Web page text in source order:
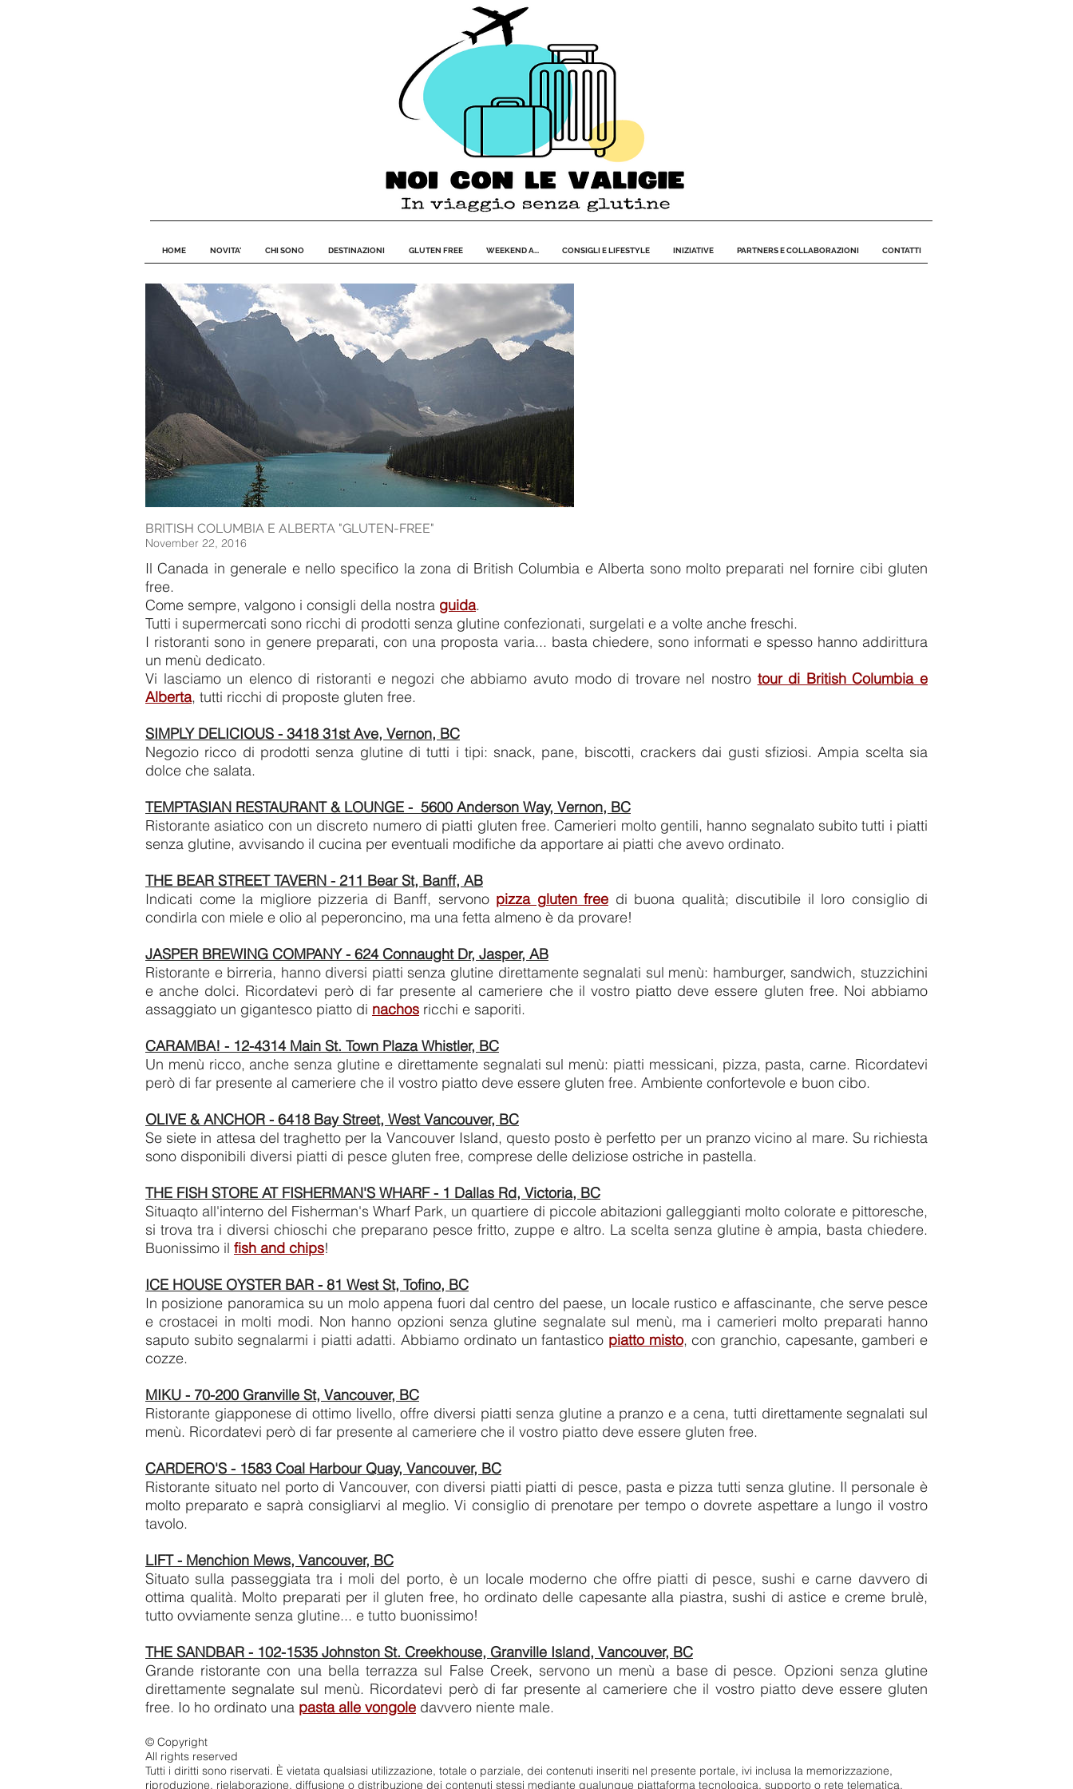
BRITISH COLUMBIA E ALBERTA "GLUTEN-FREE"
November 22, 2016
Il Canada in generale e nello specifico la zona di British Columbia e Alberta sono molto preparati nel fornire cibi gluten
free.
Come sempre, valgono i consigli della nostra guida.
Tutti i supermercati sono ricchi di prodotti senza glutine confezionati, surgelati e a volte anche freschi.
I ristoranti sono in genere preparati, con una proposta varia... basta chiedere, sono informati e spesso hanno addirittura
un menù dedicato.
Vi lasciamo un elenco di ristoranti e negozi che abbiamo avuto modo di trovare nel nostro tour di British Columbia e
Alberta, tutti ricchi di proposte gluten free.
SIMPLY DELICIOUS - 3418 31st Ave, Vernon, BC
Negozio ricco di prodotti senza glutine di tutti i tipi: snack, pane, biscotti, crackers dai gusti sfiziosi. Ampia scelta sia
dolce che salata.
TEMPTASIAN RESTAURANT & LOUNGE - 5600 Anderson Way, Vernon, BC
Ristorante asiatico con un discreto numero di piatti gluten free. Camerieri molto gentili, hanno segnalato subito tutti i piatti
senza glutine, avvisando il cucina per eventuali modifiche da apportare ai piatti che avevo ordinato.
THE BEAR STREET TAVERN - 211 Bear St, Banff, AB
Indicati come la migliore pizzeria di Banff, servono pizza gluten free di buona qualità; discutibile il loro consiglio di
condirla con miele e olio al peperoncino, ma una fetta almeno è da provare!
JASPER BREWING COMPANY - 624 Connaught Dr, Jasper, AB
Ristorante e birreria, hanno diversi piatti senza glutine direttamente segnalati sul menù: hamburger, sandwich, stuzzichini
e anche dolci. Ricordatevi però di far presente al cameriere che il vostro piatto deve essere gluten free. Noi abbiamo
assaggiato un gigantesco piatto di nachos ricchi e saporiti.
CARAMBA! - 12-4314 Main St. Town Plaza Whistler, BC
Un menù ricco, anche senza glutine e direttamente segnalati sul menù: piatti messicani, pizza, pasta, carne. Ricordatevi
però di far presente al cameriere che il vostro piatto deve essere gluten free. Ambiente confortevole e buon cibo.
OLIVE & ANCHOR - 6418 Bay Street, West Vancouver, BC
Se siete in attesa del traghetto per la Vancouver Island, questo posto è perfetto per un pranzo vicino al mare. Su richiesta
sono disponibili diversi piatti di pesce gluten free, comprese delle deliziose ostriche in pastella.
THE FISH STORE AT FISHERMAN'S WHARF - 1 Dallas Rd, Victoria, BC
Situaqto all'interno del Fisherman's Wharf Park, un quartiere di piccole abitazioni galleggianti molto colorate e pittoresche,
si trova tra i diversi chioschi che preparano pesce fritto, zuppe e altro. La scelta senza glutine è ampia, basta chiedere.
Buonissimo il fish and chips!
ICE HOUSE OYSTER BAR - 81 West St, Tofino, BC
In posizione panoramica su un molo appena fuori dal centro del paese, un locale rustico e affascinante, che serve pesce
e crostacei in molti modi. Non hanno opzioni senza glutine segnalate sul menù, ma i camerieri molto preparati hanno
saputo subito segnalarmi i piatti adatti. Abbiamo ordinato un fantastico piatto misto, con granchio, capesante, gamberi e
cozze.
MIKU - 70-200 Granville St, Vancouver, BC
Ristorante giapponese di ottimo livello, offre diversi piatti senza glutine a pranzo e a cena, tutti direttamente segnalati sul
menù. Ricordatevi però di far presente al cameriere che il vostro piatto deve essere gluten free.
CARDERO'S - 1583 Coal Harbour Quay, Vancouver, BC
Ristorante situato nel porto di Vancouver, con diversi piatti piatti di pesce, pasta e pizza tutti senza glutine. Il personale è
molto preparato e saprà consigliarvi al meglio. Vi consiglio di prenotare per tempo o dovrete aspettare a lungo il vostro
tavolo.
LIFT - Menchion Mews, Vancouver, BC
Situato sulla passeggiata tra i moli del porto, è un locale moderno che offre piatti di pesce, sushi e carne davvero di
ottima qualità. Molto preparati per il gluten free, ho ordinato delle capesante alla piastra, sushi di astice e creme brulè,
tutto ovviamente senza glutine... e tutto buonissimo!
THE SANDBAR - 102-1535 Johnston St. Creekhouse, Granville Island, Vancouver, BC
Grande ristorante con una bella terrazza sul False Creek, servono un menù a base di pesce. Opzioni senza glutine
direttamente segnalate sul menù. Ricordatevi però di far presente al cameriere che il vostro piatto deve essere gluten
free. Io ho ordinato una pasta alle vongole davvero niente male.
© Copyright
All rights reserved
Tutti i diritti sono riservati. È vietata qualsiasi utilizzazione, totale o parziale, dei contenuti inseriti nel presente portale, ivi inclusa la memorizzazione,
riproduzione, rielaborazione, diffusione o distribuzione dei contenuti stessi mediante qualunque piattaforma tecnologica, supporto o rete telematica,
HOME NOVITA' CHI SONO DESTINAZIONI GLUTEN FREE WEEKEND A... CONSIGLI E LIFESTYLE INIZIATIVE PARTNERS E COLLABORAZIONI CONTATTI